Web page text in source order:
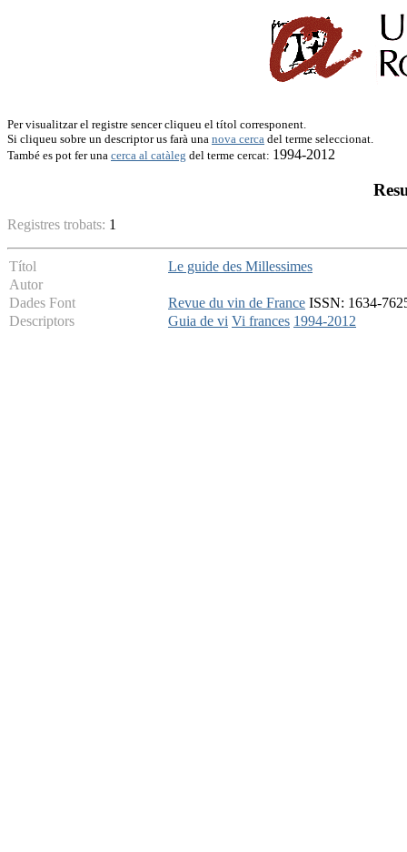
Per visualitzar el registre sencer cliqueu el títol corresponent.
Si cliqueu sobre un descriptor us farà una nova cerca del terme seleccionat.
També es pot fer una cerca al catàleg del terme cercat: 1994-2012
Registres trobats: 1
Títol
Le guide des Millessimes
Autor
Dades Font
Revue du vin de France ISSN: 1634-
Descriptors
Guia de vi Vi frances 1994-2012